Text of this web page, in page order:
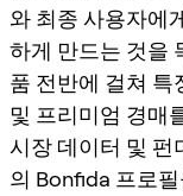
와 최종 사용자에
하게 만드는 것을
품 전반에 걸쳐 특
및 프리미엄 경매
시장 데이터 및
의 Bonfida 프로